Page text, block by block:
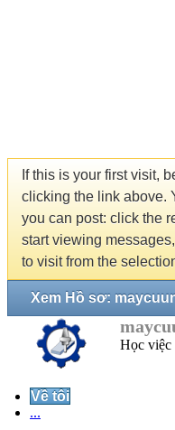
If this is your first visit,
clicking the link above.
you can post: click the
start viewing
to visit from the
Xem Hồ sơ:
Học việc
Về tôi
...